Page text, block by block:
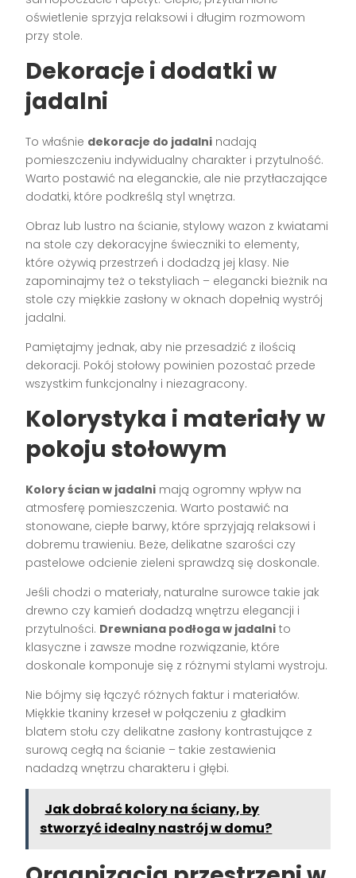
oświetlenie sprzyja relaksowi i długim rozmowom
przy stole.
Dekoracje i dodatki w
jadalni
To właśnie dekoracje do jadalni nadają
pomieszczeniu indywidualny charakter i przytulność.
Warto postawić na eleganckie, ale nie przytłaczające
dodatki, które podkreślą styl wnętrza.
Obraz lub lustro na ścianie, stylowy wazon z kwiatami
na stole czy dekoracyjne świeczniki to elementy,
które ożywią przestrzeń i dodadzą jej klasy. Nie
zapominajmy też o tekstyliach – elegancki bieżnik na
stole czy miękkie zasłony w oknach dopełnią wystrój
jadalni.
Pamiętajmy jednak, aby nie przesadzić z ilością
dekoracji. Pokój stołowy powinien pozostać przede
wszystkim funkcjonalny i niezagracony.
Kolorystyka i materiały w
pokoju stołowym
Kolory ścian w jadalni mają ogromny wpływ na
atmosferę pomieszczenia. Warto postawić na
stonowane, ciepłe barwy, które sprzyjają relaksowi i
dobremu trawieniu. Beże, delikatne szarości czy
pastelowe odcienie zieleni sprawdzą się doskonale.
Jeśli chodzi o materiały, naturalne surowce takie jak
drewno czy kamień dodadzą wnętrzu elegancji i
przytulności. Drewniana podłoga w jadalni to
klasyczne i zawsze modne rozwiązanie, które
doskonale komponuje się z różnymi stylami wystroju.
Nie bójmy się łączyć różnych faktur i materiałów.
Miękkie tkaniny krzeseł w połączeniu z gładkim
blatem stołu czy delikatne zasłony kontrastujące z
surową cegłą na ścianie – takie zestawienia
nadadzą wnętrzu charakteru i głębi.
Jak dobrać kolory na ściany, by
stworzyć idealny nastrój w domu?